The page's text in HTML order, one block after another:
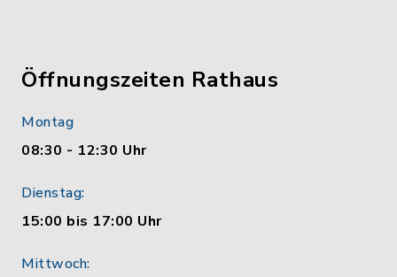
Öffnungszeiten Rathaus
Montag
08:30 - 12:30 Uhr
Dienstag:
15:00 bis 17:00 Uhr
Mittwoch: